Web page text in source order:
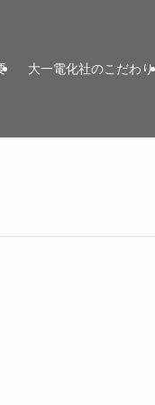
大一電化社のこだわり